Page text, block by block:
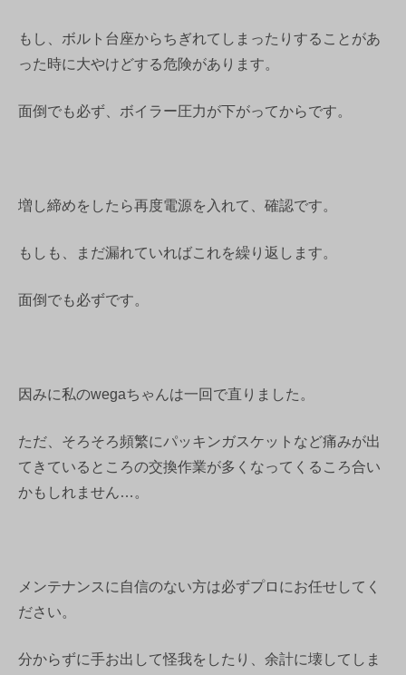
もし、ボルト台座からちぎれてしまったりすることがあ
った時に大やけどする危険があります。
面倒でも必ず、ボイラー圧力が下がってからです。
増し締めをしたら再度電源を入れて、確認です。
もしも、まだ漏れていればこれを繰り返します。
面倒でも必ずです。
因みに私のwegaちゃんは一回で直りました。
ただ、そろそろ頻繁にパッキンガスケットなど痛みが出
てきているところの交換作業が多くなってくるころ合い
かもしれません…。
メンテナンスに自信のない方は必ずプロにお任せしてく
ださい。
分からずに手お出して怪我をしたり、余計に壊してしま